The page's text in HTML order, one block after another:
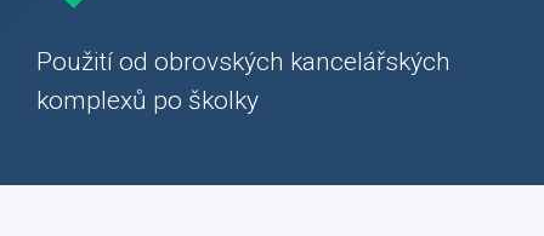
Použití od obrovských kancelářských
komplexů po školky